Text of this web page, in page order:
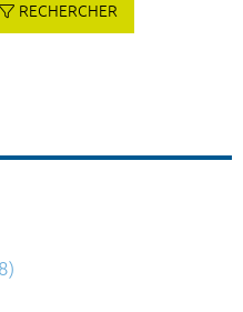
RECHERCHER